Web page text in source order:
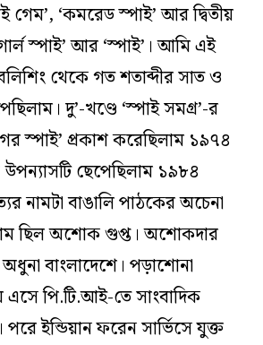
গেম’, ‘কমরেড স্পাই’ আর দ্বিতীয়
স্পাই’ আর ‘স্পাই’। আমি এই
থেকে গত শতাব্দীর সাত ও
দু’-খণ্ডে ‘স্পাই সমগ্র’-র
স্পাই’ প্রকাশ করেছিলাম ১৯৭৪
ছেপেছিলাম ১৯৮৪
নামটা বাঙালি পাঠকের অচেনা
ছিল অশোক গুপ্ত। অশোকদার
বাংলাদেশে। পড়াশোনা
পি.টি.আই-তে সাংবাদিক
ইন্ডিয়ান ফরেন সার্ভিসে যুক্ত